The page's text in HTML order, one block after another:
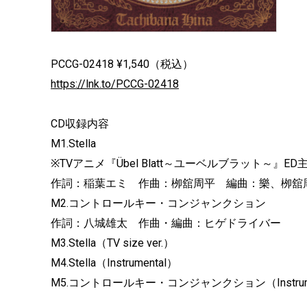
PCCG-02418 ¥1,540（税込）
https://lnk.to/PCCG-02418
CD収録内容
M1.Stella
※TVアニメ『Übel Blatt～ユーベルブラット～』ED
作詞：稲葉エミ 作曲：栁舘周平 編曲：樂、栁舘
M2.コントロールキー・コンジャンクション
作詞：八城雄太 作曲・編曲：ヒゲドライバー
M3.Stella（TV size ver.）
M4.Stella（Instrumental）
M5.コントロールキー・コンジャンクション（